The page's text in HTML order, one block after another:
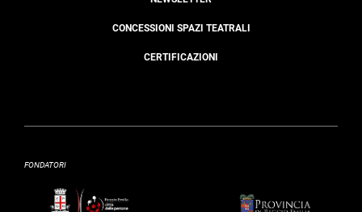
CONCESSIONI SPAZI TEATRALI
CERTIFICAZIONI
FONDATORI